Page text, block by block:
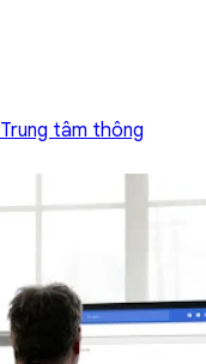
Trung tâm thông